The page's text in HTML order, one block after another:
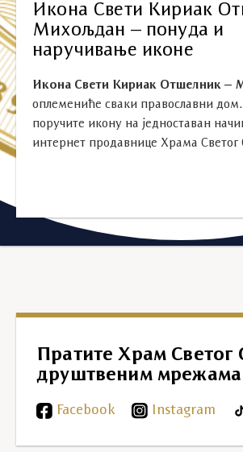
Икона Свети Кириак
Михољдан – понуда и
наручивање иконе
Икона Свети Кириак Отшелник –
оплемениће сваки православни
поручите икону на једноставан
интернет продавнице Храма Светог
Пратите Храм Светог
друштвеним мрежама
Facebook Instagram